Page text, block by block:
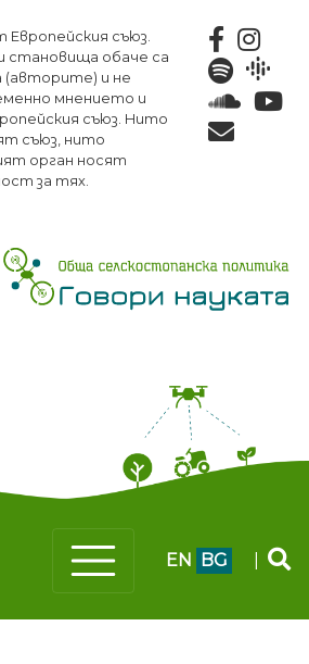
към
основното
съдържание
Европейския съюз.
становища обаче са
(авторите) и не
мнението и
съюз. Нито
съюз, нито
орган носят
за тях.
EN BG